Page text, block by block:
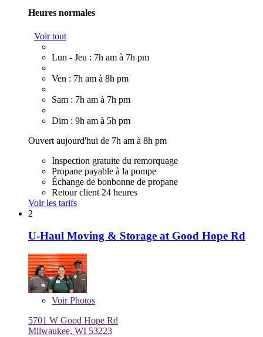
Heures normales
Voir tout
Lun - Jeu : 7h am à 7h pm
Ven : 7h am à 8h pm
Sam : 7h am à 7h pm
Dim : 9h am à 5h pm
Ouvert aujourd'hui de 7h am à 8h pm
Inspection gratuite du remorquage
Propane payable à la pompe
Échange de bonbonne de propane
Retour client 24 heures
Voir les tarifs
2
U-Haul Moving & Storage at Good Hope Rd
VoirPhotos
5701 W Good Hope Rd
Milwaukee, WI 53223